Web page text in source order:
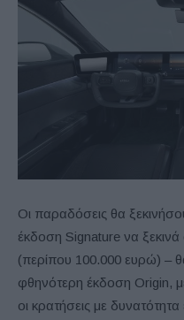
Οι παραδόσεις θα
έκδοση Signature να
(περίπου 100.000 ευρώ) –
φθηνότερη έκδοση Origin,
οι κρατήσεις με